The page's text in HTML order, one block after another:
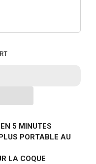
5 MINUTES
PORTABLE AU
LA COQUE